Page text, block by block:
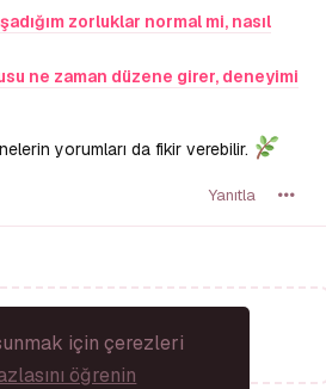
için çerezleri
öğrenin
zorluklar normal mi, nasıl
ne zaman düzene girer, deneyimi
yorumları da fikir verebilir.
Yanıtla